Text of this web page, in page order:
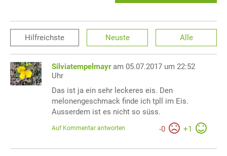
Hilfreichste Neuste Alle
Silviatempelmayr am 05.07.2017 um 22:52
Uhr
Das ist ja ein sehr leckeres eis. Den
melonengeschmack finde ich tpll im Eis.
Ausserdem ist es nicht so süss.
-0 +1
Auf Kommentar antworten